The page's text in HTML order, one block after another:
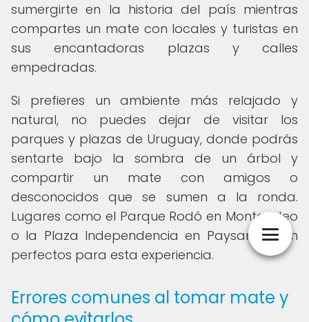
sumergirte en la historia del país mientras
compartes un mate con locales y turistas en
sus encantadoras plazas y calles
empedradas.
Si prefieres un ambiente más relajado y
natural, no puedes dejar de visitar los
parques y plazas de Uruguay, donde podrás
sentarte bajo la sombra de un árbol y
compartir un mate con amigos o
desconocidos que se sumen a la ronda.
Lugares como el Parque Rodó en Montevideo
o la Plaza Independencia en Paysandú son
perfectos para esta experiencia.
Errores comunes al tomar mate y